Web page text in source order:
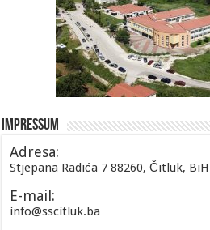
Impressum
Adresa:
Stjepana Radića 7 88260, Čitluk, BiH
E-mail:
info@sscitluk.ba